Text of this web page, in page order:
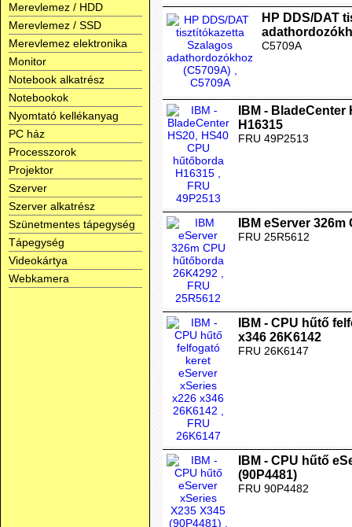
Merevlemez / HDD
Merevlemez / SSD
Merevlemez elektronika
Monitor
Notebook alkatrész
Notebookok
Nyomtató kellékanyag
PC ház
Processzorok
Projektor
Szerver
Szerver alkatrész
Szünetmentes tápegység
Tápegység
Videokártya
Webkamera
HP DDS/DAT
C5709A
IBM -
H16315
FRU 49P2513
IBM eServer
FRU 25R5612
IBM - CPU hűtő
x346 26K6142
FRU 26K6147
IBM - CPU hűtő
(90P4481)
FRU 90P4482